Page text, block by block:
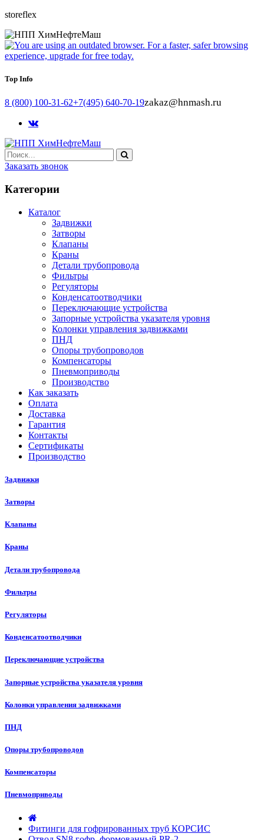
storeflex
Top Info
8 (800) 100-31-62+7(495) 640-70-19zakaz@hnmash.ru
Заказать звонок
Категории
Каталог
Задвижки
Затворы
Клапаны
Краны
Детали трубопровода
Фильтры
Регуляторы
Конденсатоотводчики
Переключающие устройства
Запорные устройства указателя уровня
Колонки управления задвижками
ПНД
Опоры трубопроводов
Компенсаторы
Пневмоприводы
Производство
Как заказать
Оплата
Доставка
Гарантия
Контакты
Сертификаты
Производство
Задвижки
Затворы
Клапаны
Краны
Детали трубопровода
Фильтры
Регуляторы
Конденсатоотводчики
Переключающие устройства
Запорные устройства указателя уровня
Колонки управления задвижками
ПНД
Опоры трубопроводов
Компенсаторы
Пневмоприводы
Фитинги для гофрированных труб КОРСИС